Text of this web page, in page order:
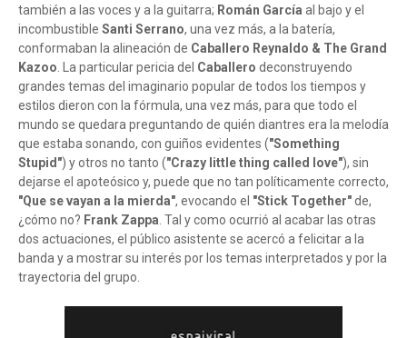
también a las voces y a la guitarra; Román García al bajo y el
incombustible Santi Serrano, una vez más, a la batería,
conformaban la alineación de Caballero Reynaldo & The Grand
Kazoo. La particular pericia del Caballero deconstruyendo
grandes temas del imaginario popular de todos los tiempos y
estilos dieron con la fórmula, una vez más, para que todo el
mundo se quedara preguntando de quién diantres era la melodía
que estaba sonando, con guiños evidentes ("Something
Stupid") y otros no tanto ("Crazy little thing called love"), sin
dejarse el apoteósico y, puede que no tan políticamente correcto,
"Que se vayan a la mierda", evocando el "Stick Together"de,
¿cómo no? Frank Zappa. Tal y como ocurrió al acabar las otras
dos actuaciones, el público asistente se acercó a felicitar a la
banda y a mostrar su interés por los temas interpretados y por la
trayectoria del grupo.